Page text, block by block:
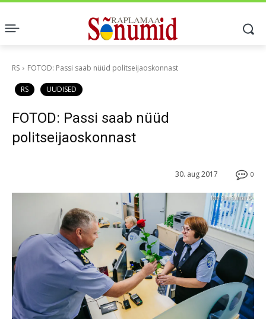
RS FOTOD: Passi saab nüüd politseijaoskonnast
RS UUDISED
FOTOD: Passi saab nüüd
politseijaoskonnast
0
30. aug 2017